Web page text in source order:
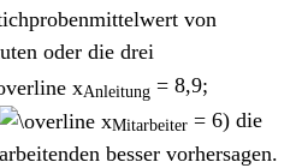
von
oder die drei
Anleitung = 8,9;
Mitarbeiter = 6) die
besser vorhersagen.